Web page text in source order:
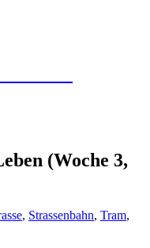
(Woche 3,
, Strassenbahn, Tram,